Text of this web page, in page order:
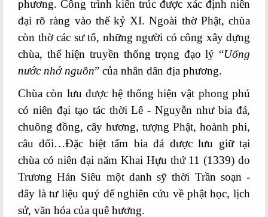
phương. Công trình kiến trúc được xác định niên
đại rõ ràng vào thế kỷ XI. Ngoài thờ Phật, chùa
còn thờ các sư tổ, những người có công xây dựng
chùa, thể hiện truyền thống trọng đạo lý “Uống
nước nhớ nguồn” của nhân dân địa phương.
Chùa còn lưu được hệ thống hiện vật phong phú
có niên đại tạo tác thời Lê - Nguyễn như bia đá,
chuông đồng, cây hương, tượng Phật, hoành phi,
câu đối…Đặc biệt tấm bia đá được lưu giữ tại
chùa có niên đại năm Khai Hựu thứ 11 (1339) do
Trương Hán Siêu một danh sỹ thời Trần soạn -
đây là tư liệu quý để nghiên cứu về phật học, lịch
sử, văn hóa của quê hương.